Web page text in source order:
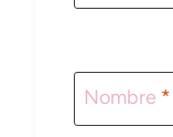
Nombre *